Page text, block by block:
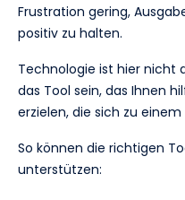
Frustration gering,
positiv zu halten.
Technologie ist hier nicht
das Tool sein, das Ihnen
erzielen, die sich zu
So können die richtigen
unterstützen: